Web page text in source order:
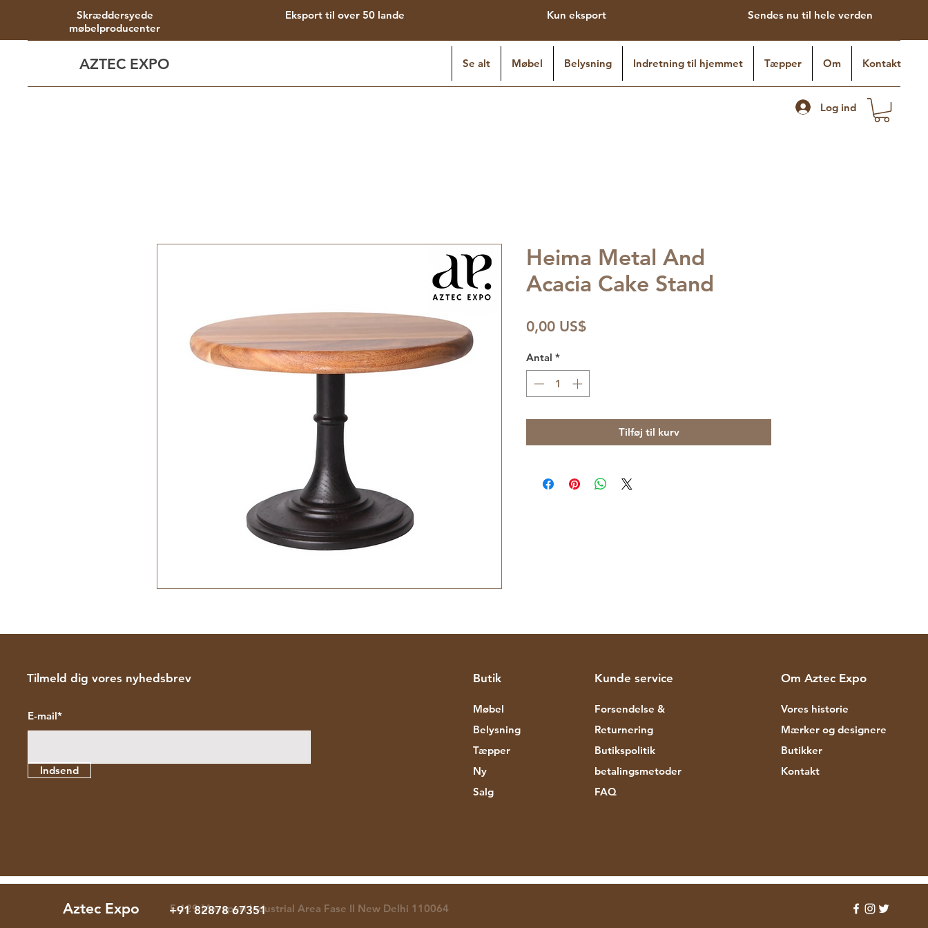
Skræddersyede
møbelproducenter
Eksport til over 50 lande Kun eksport Sendes nu til hele verden
AZTEC EXPO Se alt Møbel Belysning Indretning til hjemmet Tæpper Om Kontakt
Log ind
Heima Metal And
Acacia Cake Stand
0,00 US$Pris
Antal *
Tilføj til kurv
Tilmeld dig vores nyhedsbrev
E-mail*
Indsend
Butik
Møbel
Belysning
Tæpper
Ny
Salg
Kunde service
Forsendelse &
Returnering
Butikspolitik
betalingsmetoder
FAQ
Om Aztec Expo
Vores historie
Mærker og designere
Butikker
Kontakt
Aztec Expo F-129 Mayapuri Industrial Area Fase II New Delhi 110064
+91 82878 67351